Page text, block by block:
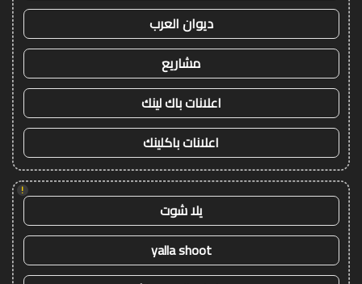
ديوان العرب
مشاريع
اعلانات باك لينك
اعلانات باكلينك
!
يلا شوت
yalla shoot